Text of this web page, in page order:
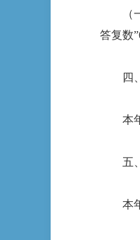
（一
答复数
四、
本年
五、
本年